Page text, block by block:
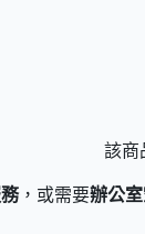
該商
，或需要辦公